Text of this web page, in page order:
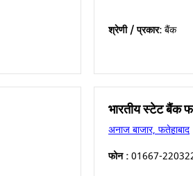
श्रेणी / प्रकार:बैंक
भारतीय स्टेट बैंक
अनाज बाजार, फतेहाबाद
फोन :01667-